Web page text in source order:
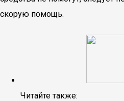
скорую помощь.
Читайте также: